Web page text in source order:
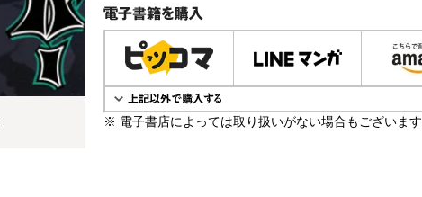
電子書籍で購入
※ 電子書店によっては取り扱いがない場合もございます